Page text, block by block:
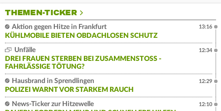
THEMEN-TICKER
Aktion gegen Hitze in Frankfurt
KÜHLMOBILE BIETEN OBDACHLOSEN SCHUTZ
13:16
Unfälle
DREI FRAUEN STERBEN BEI ZUSAMMENSTOSS - F
AHRLÄSSIGE TÖTUNG?
12:34
Hausbrand in Sprendlingen
POLIZEI WARNT VOR STARKEM RAUCH
12:29
News-Ticker zur Hitzewelle
12:10